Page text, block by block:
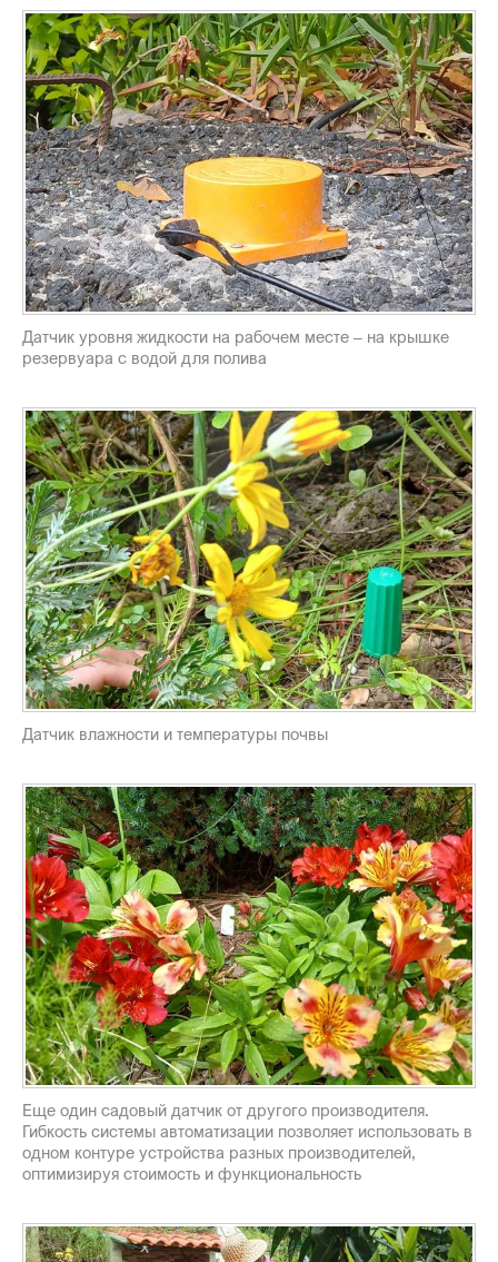
Датчик уровня жидкости на рабочем месте – на крышке
резервуара с водой для полива
Датчик влажности и температуры почвы
Еще один садовый датчик от другого производителя.
Гибкость системы автоматизации позволяет использовать в
одном контуре устройства разных производителей,
оптимизируя стоимость и функциональность